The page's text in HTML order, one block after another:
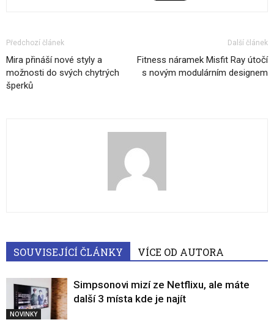
Předchozí článek
Mira přináší nové styly a
možnosti do svých chytrých
šperků
Další článek
Fitness náramek Misfit Ray útočí
s novým modulárním designem
SOUVISEJÍCÍ ČLÁNKY VÍCE OD AUTORA
NOVINKY
Simpsonovi mizí ze Netflixu, ale máte
další 3 místa kde je najít